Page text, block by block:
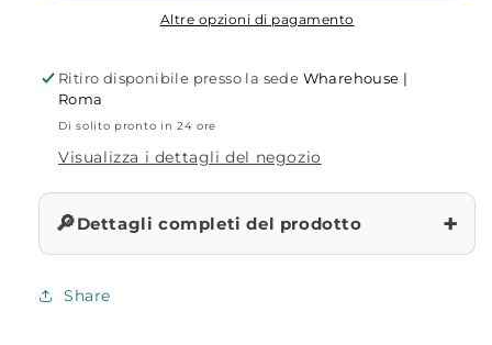
e
JXP322
a
e
Altre opzioni di pagamento
Ritiro disponibile presso la sede Wharehouse |
Roma
Di solito pronto in 24 ore
Visualizza i dettagli del negozio
🔎Dettagli completi del prodotto +
Share